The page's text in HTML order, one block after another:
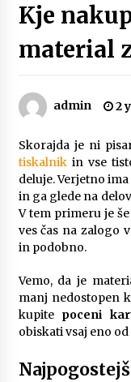
dne
3
4
Kje
material
admin 2
Skorajda je ni
tiskalnikin vse
deluje. Verjetno
in ga glede na
V tem primeru je
ves čas na zalogo
in podobno.
Vemo, da je
manj nedostopen
kupite poceni
obiskati vsaj eno